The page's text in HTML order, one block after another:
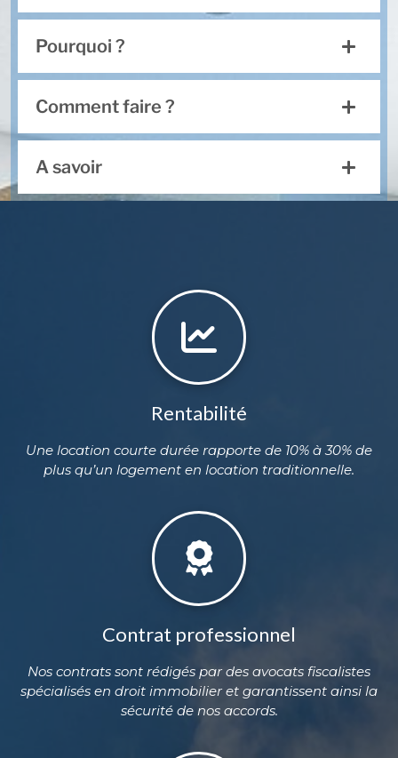
Pourquoi ?
Comment faire ?
A savoir
Rentabilité
Une location courte durée rapporte de 10% à 30% de
plus qu’un logement en location traditionnelle.
Contrat professionnel
Nos contrats sont rédigés par des avocats fiscalistes
spécialisés en droit immobilier et garantissent ainsi la
sécurité de nos accords.